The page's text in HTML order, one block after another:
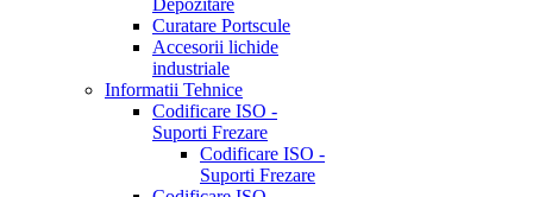
Depozitare
Curatare Portscule
Accesorii lichide
industriale
Informatii Tehnice
Codificare ISO -
Suporti Frezare
Codificare ISO -
Suporti Frezare